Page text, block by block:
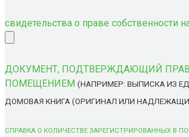
свидетельства о праве
ДОКУМЕНТ, ПОДТВЕРЖДАЮЩИЙ
ПОМЕЩЕНИЕМ (НАПРИМЕР: ВЫПИСКА ИЗ
ДОМОВАЯ КНИГА (ОРИГИНАЛ ИЛИ НАДЛЕЖАЩИМ
СПРАВКА О КОЛИЧЕСТВЕ ЗАРЕГИСТРИРОВАННЫХ В